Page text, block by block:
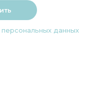
персональных данных